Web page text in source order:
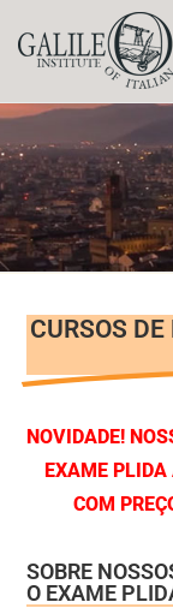
CURSOS
NOVIDADE!
EXAME PLIDA
COM
SOBRE
O EXAME